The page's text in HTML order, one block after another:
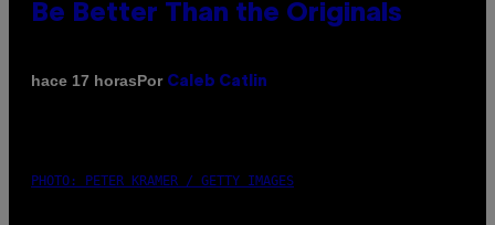
Be Better Than the Originals
hace 17 horasPor Caleb Catlin
PHOTO: PETER KRAMER / GETTY IMAGES